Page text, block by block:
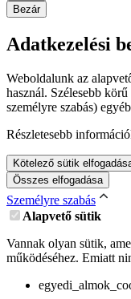
Bezár
Adatkezelési
Weboldalunk az
használ. Szélesebb
személyre szabás)
Részletesebb
Kötelező sütik
Összes elfogadása
Személyre szabás
Alapvető sütik
Vannak olyan sütik,
működéséhez. Emiatt